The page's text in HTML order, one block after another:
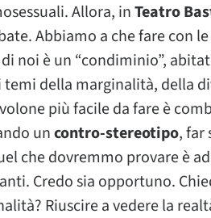
Allora, inTeatro
Abbiamo a che fare con
noi è un “condiminio”,
della marginalità, della
più facile da fare è
uncontro-stereotipo, far
che dovremmo provare è
Credo sia opportuno.
Riuscire a vedere la